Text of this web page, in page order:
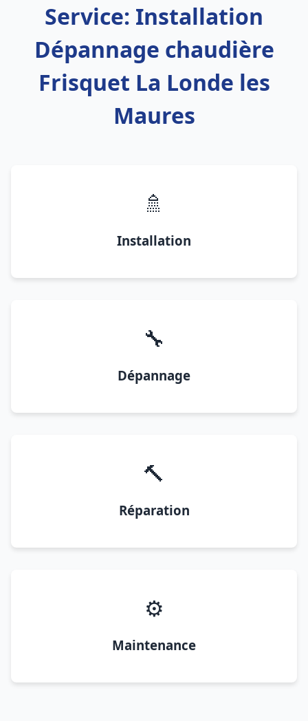
Service: Installation
Dépannage chaudière
Frisquet La Londe les
Maures
🚿
Installation
🔧
Dépannage
🔨
Réparation
⚙️
Maintenance